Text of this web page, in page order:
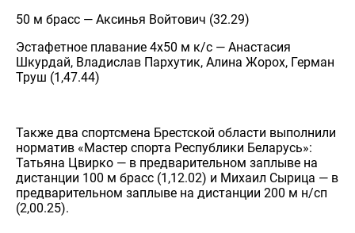
50 м брасс — Аксинья Войтович (32.29)
Эстафетное плавание 4х50 м к/с — Анастасия
Шкурдай, Владислав Пархутик, Алина Жорох, Герман
Труш (1,47.44)
Также два спортсмена Брестской области выполнили
норматив «Мастер спорта Республики Беларусь»:
Татьяна Цвирко — в предварительном заплыве на
дистанции 100 м брасс (1,12.02) и Михаил Сырица — в
предварительном заплыве на дистанции 200 м н/сп
(2,00.25).